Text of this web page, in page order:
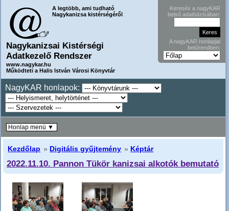
A legtöbb, ami tudható
Nagykanizsa kistérségéről
Nagykanizsai Kistérségi
Adatkezelő Rendszer
www.nagykar.hu
Működteti a Halis István Városi Könyvtár
Keresés a nagyKAR
belső adatbázisában:
A nagyKAR honlapjai
betűrendben:
NagyKAR honlapok:
Kezdőlap » Digitális gyűjtemény » Képtár
2022.11.10. Pannon Tükör kanizsai alkotók bemutató
Honlap menü ▼